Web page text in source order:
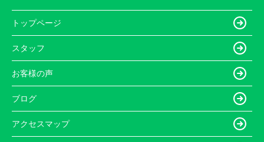
トップページ
スタッフ
お客様の声
ブログ
アクセスマップ